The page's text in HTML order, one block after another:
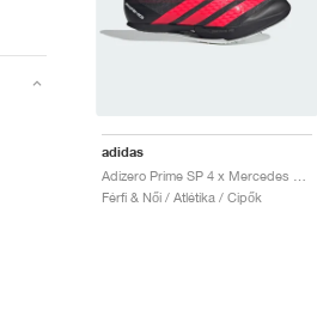
adidas
Férfi & Női / Atlétika / Cipők